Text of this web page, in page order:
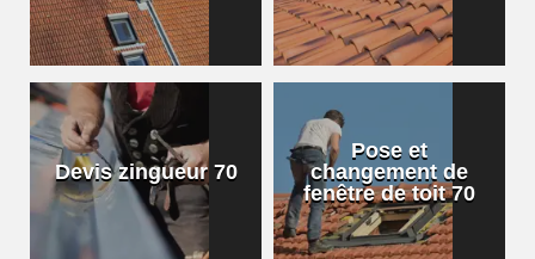
Devis zingueur 70
Pose et
changement de
fenêtre de toit 70